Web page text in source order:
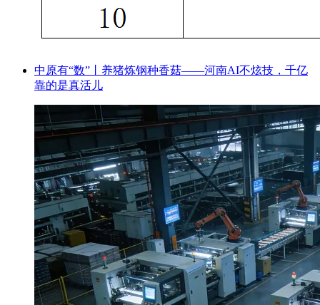
中原有“数”丨养猪炼钢种香菇——河南AI不炫技，千亿
靠的是真活儿